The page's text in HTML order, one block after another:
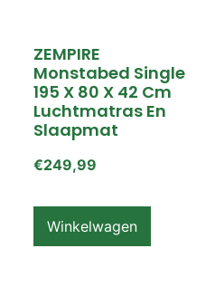
ZEMPIRE
Monstabed Single
195 X 80 X 42 Cm
Luchtmatras En
Slaapmat
€249,99
Winkelwagen